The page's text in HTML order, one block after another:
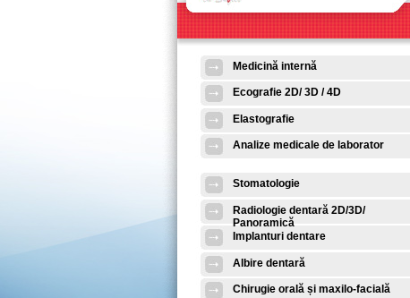
Medicină internă
Ecografie 2D/ 3D / 4D
Elastografie
Analize medicale de laborator
Stomatologie
Radiologie dentară 2D/3D/
Panoramică
Implanturi dentare
Albire dentară
Chirugie orală și maxilo-facială